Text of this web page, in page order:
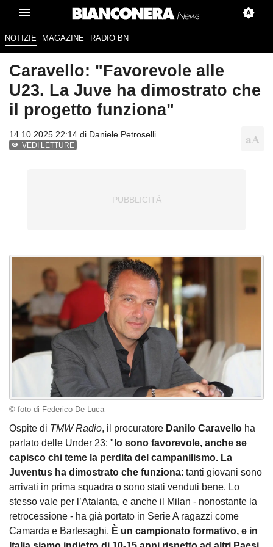
NOTIZIE MAGAZINE RADIO BN
Caravello: "Favorevole alle
U23. La Juve ha dimostrato che
il progetto funziona"
14.10.2025 22:14 di Daniele Petroselli
VEDI LETTURE
© foto di Federico De Luca
Ospite di TMW Radio, il procuratore Danilo Caravello ha
parlato delle Under 23: " Io sono favorevole, anche se
capisco chi teme la perdita del campanilismo. La
Juventus ha dimostrato che funziona: tanti giovani sono
arrivati in prima squadra o sono stati venduti bene. Lo
stesso vale per l’Atalanta, e anche il Milan - nonostante la
retrocessione - ha già portato in Serie A ragazzi come
Camarda e Bartesaghi. È un campionato formativo, e in